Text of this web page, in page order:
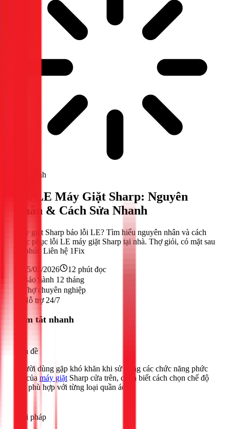
Điện lạnh
Lỗi LE Máy Giặt Sharp: Nguyên
Nhân & Cách Sửa Nhanh
Máy giặt Sharp báo lỗi LE? Tìm hiểu nguyên nhân và cách
khắc phục lỗi LE máy giặt Sharp tại nhà. Thợ giỏi, có mặt sau
30 phút. Liên hệ 1Fix
25/02/2026 12 phút đọc
Bảo hành 12 tháng
Thợ chuyên nghiệp
Hỗ trợ 24/7
Tóm tắt nhanh
Vấn đề
Người dùng gặp khó khăn khi sử dụng các chức năng phức
tạp của máy giặt Sharp cửa trên, chưa biết cách chọn chế độ
giặt phù hợp với từng loại quần áo.
Giải pháp